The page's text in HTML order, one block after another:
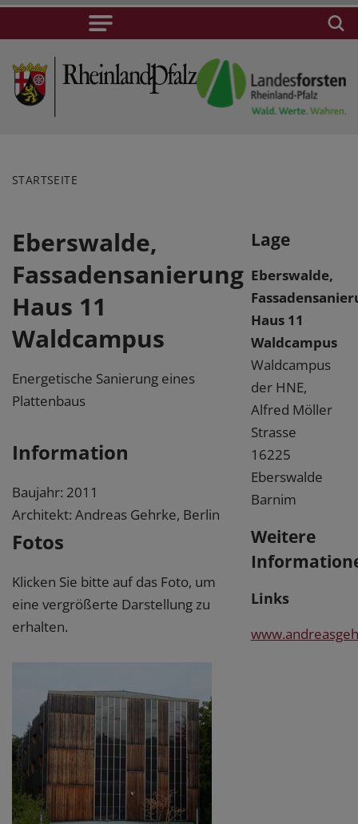
STARTSEITE
Eberswalde,
Fassadensanierung
Haus 11
Waldcampus
Energetische Sanierung eines
Plattenbaus
Information
Baujahr: 2011
Architekt: Andreas Gehrke, Berlin
Fotos
Klicken Sie bitte auf das Foto, um
eine vergrößerte Darstellung zu
erhalten.
Lage
Eberswalde,
Haus 11
Waldcampus
Waldcampus
der HNE,
Alfred Möller
Strasse
16225
Eberswalde
Barnim
Weitere
Links